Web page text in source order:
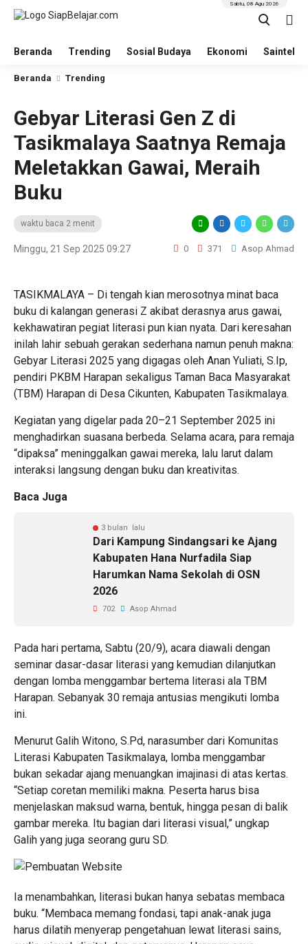
Beranda Trending Sosial Budaya Ekonomi Saintek
Sabtu, 08 Agu 2026
Beranda Trending
Gebyar Literasi Gen Z di
Tasikmalaya Saatnya Remaja
Meletakkan Gawai, Meraih
Buku
waktu baca 2 menit
Minggu, 21 Sep 2025 09:27 0 371 Asop Ahmad
TASIKMALAYA – Di tengah kian merosotnya minat baca
buku di kalangan generasi Z akibat derasnya arus gawai,
kekhawatiran pegiat literasi pun kian nyata. Dari keresahan
inilah lahir sebuah gerakan sederhana namun penuh makna:
Gebyar Literasi 2025 yang digagas oleh Anan Yuliati, S.Ip,
pendiri PKBM Harapan sekaligus Taman Baca Masyarakat
(TBM) Harapan di Desa Cikunten, Kabupaten Tasikmalaya.
Kegiatan yang digelar pada 20–21 September 2025 ini
menghadirkan suasana berbeda. Selama acara, para remaja
“dipaksa” meninggalkan gawai mereka, lalu larut dalam
interaksi langsung dengan buku dan kreativitas.
Baca Juga
3 bulan lalu
Dari Kampung Sindangsari ke Ajang
Kabupaten Hana Nurfadila Siap
Harumkan Nama Sekolah di OSN
2026
702 Asop Ahmad
Pada hari pertama, Sabtu (20/9), acara diawali dengan
seminar dasar-dasar literasi yang kemudian dilanjutkan
dengan lomba menggambar bertema literasi ala TBM
Harapan. Sebanyak 30 remaja antusias mengikuti lomba
ini.
Menurut Galih Witono, S.Pd, narasumber dari Komunitas
Literasi Kabupaten Tasikmalaya, lomba menggambar
bukan sekadar ajang menuangkan imajinasi di atas kertas.
“Setiap coretan memiliki makna. Peserta harus bisa
menjelaskan maksud warna, bentuk, hingga pesan di balik
gambar mereka. Itu bagian dari literasi visual,” ungkap
Galih yang juga seorang guru SD.
Ia menambahkan, literasi bukan hanya sebatas membaca
buku. “Membaca memang fondasi, tapi anak-anak juga
harus dilatih menyerap pengetahuan lewat literasi sains,